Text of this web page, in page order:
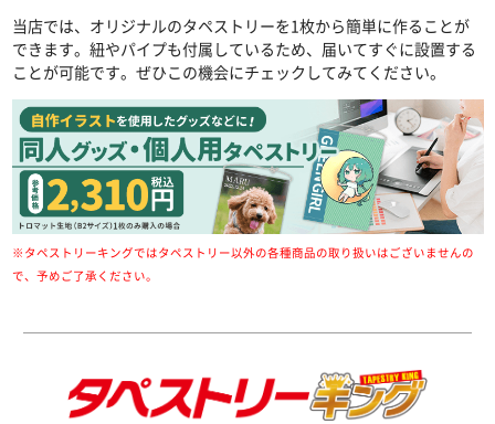
当店では、オリジナルのタペストリーを1枚から簡単に作ることが
できます。紐やパイプも付属しているため、届いてすぐに設置する
ことが可能です。ぜひこの機会にチェックしてみてください。
※タペストリーキングではタペストリー以外の各種商品の取り扱いはございませんの
で、予めご了承ください。